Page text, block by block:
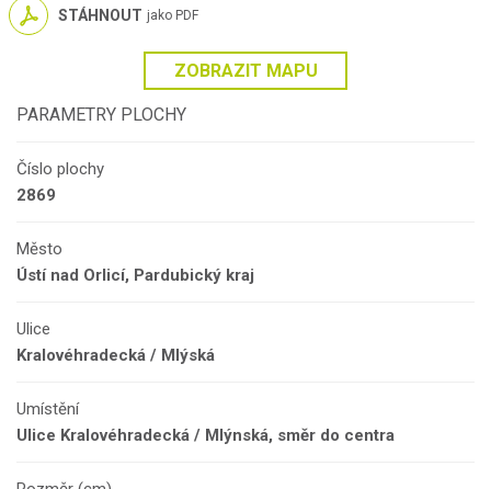
STÁHNOUT jako PDF
ZOBRAZIT MAPU
PARAMETRY PLOCHY
Číslo plochy
2869
Město
Ústí nad Orlicí, Pardubický kraj
Ulice
Kralovéhradecká / Mlýská
Umístění
Ulice Kralovéhradecká / Mlýnská, směr do centra